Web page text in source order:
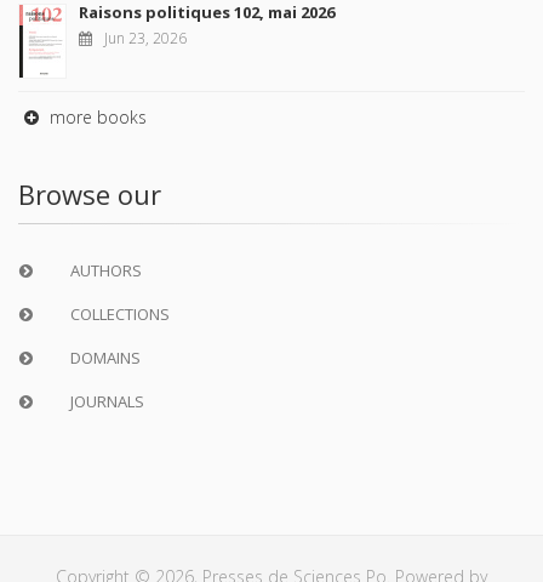
Raisons politiques 102, mai 2026
Jun 23, 2026
more books
Browse our
AUTHORS
COLLECTIONS
DOMAINS
JOURNALS
Copyright © 2026, Presses de Sciences Po. Powered by